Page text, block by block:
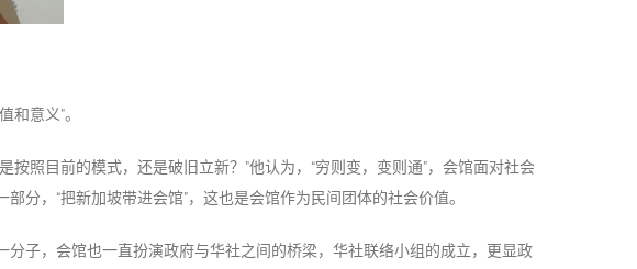
意义”。
照目前的模式，还是破旧立新？”他认为，“穷则变，变则通”，会馆面对社会
分，“把新加坡带进会馆”，这也是会馆作为民间团体的社会价值。
子，会馆也一直扮演政府与华社之间的桥梁，华社联络小组的成立，更显政